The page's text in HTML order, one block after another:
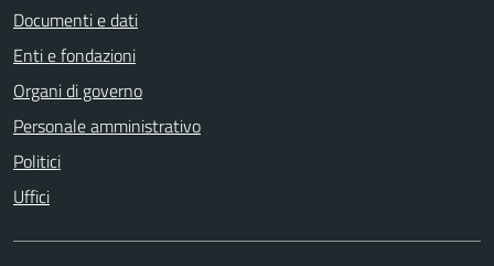
Documenti e dati
Enti e fondazioni
Organi di governo
Personale amministrativo
Politici
Uffici